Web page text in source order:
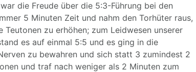
die Freude über die 5:3-Führung bei den
5 Minuten Zeit und nahm den Torhüter raus,
zu erhöhen; zum Leidwesen unserer
es auf einmal 5:5 und es ging in die
zu bewahren und sich statt 3 zumindest 2
und traf nach weniger als 2 Minuten zum